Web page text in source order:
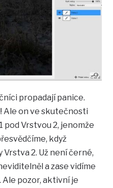
propadají panice.
Ale on ve skutečnosti
pod Vrstvou 2, jenomže
když
2. Už není černé,
a zase vidíme
Ale pozor, aktivní je